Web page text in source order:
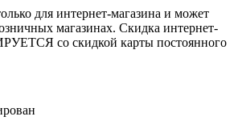
для интернет-магазина и может
магазинах. Скидка интернет-
со скидкой карты постоянного